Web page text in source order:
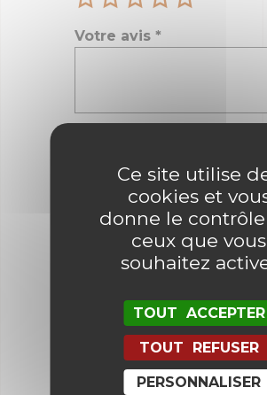
Votre avis *
et mon site dans le
pour mon prochain
Ce site utilise
cookies et
donne le
ceux que vous
souhaitez
TOUT ACCEPTER
TOUT REFUSER
PERSONNALISER